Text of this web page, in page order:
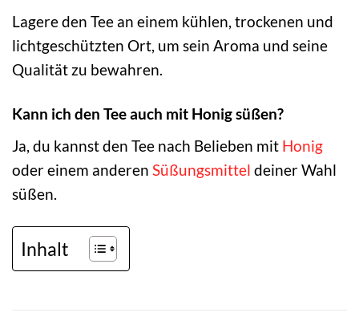
Lagere den Tee an einem kühlen, trockenen und
lichtgeschützten Ort, um sein Aroma und seine
Qualität zu bewahren.
Kann ich den Tee auch mit Honig süßen?
Ja, du kannst den Tee nach Belieben mit Honig
oder einem anderen Süßungsmittel deiner Wahl
süßen.
Inhalt